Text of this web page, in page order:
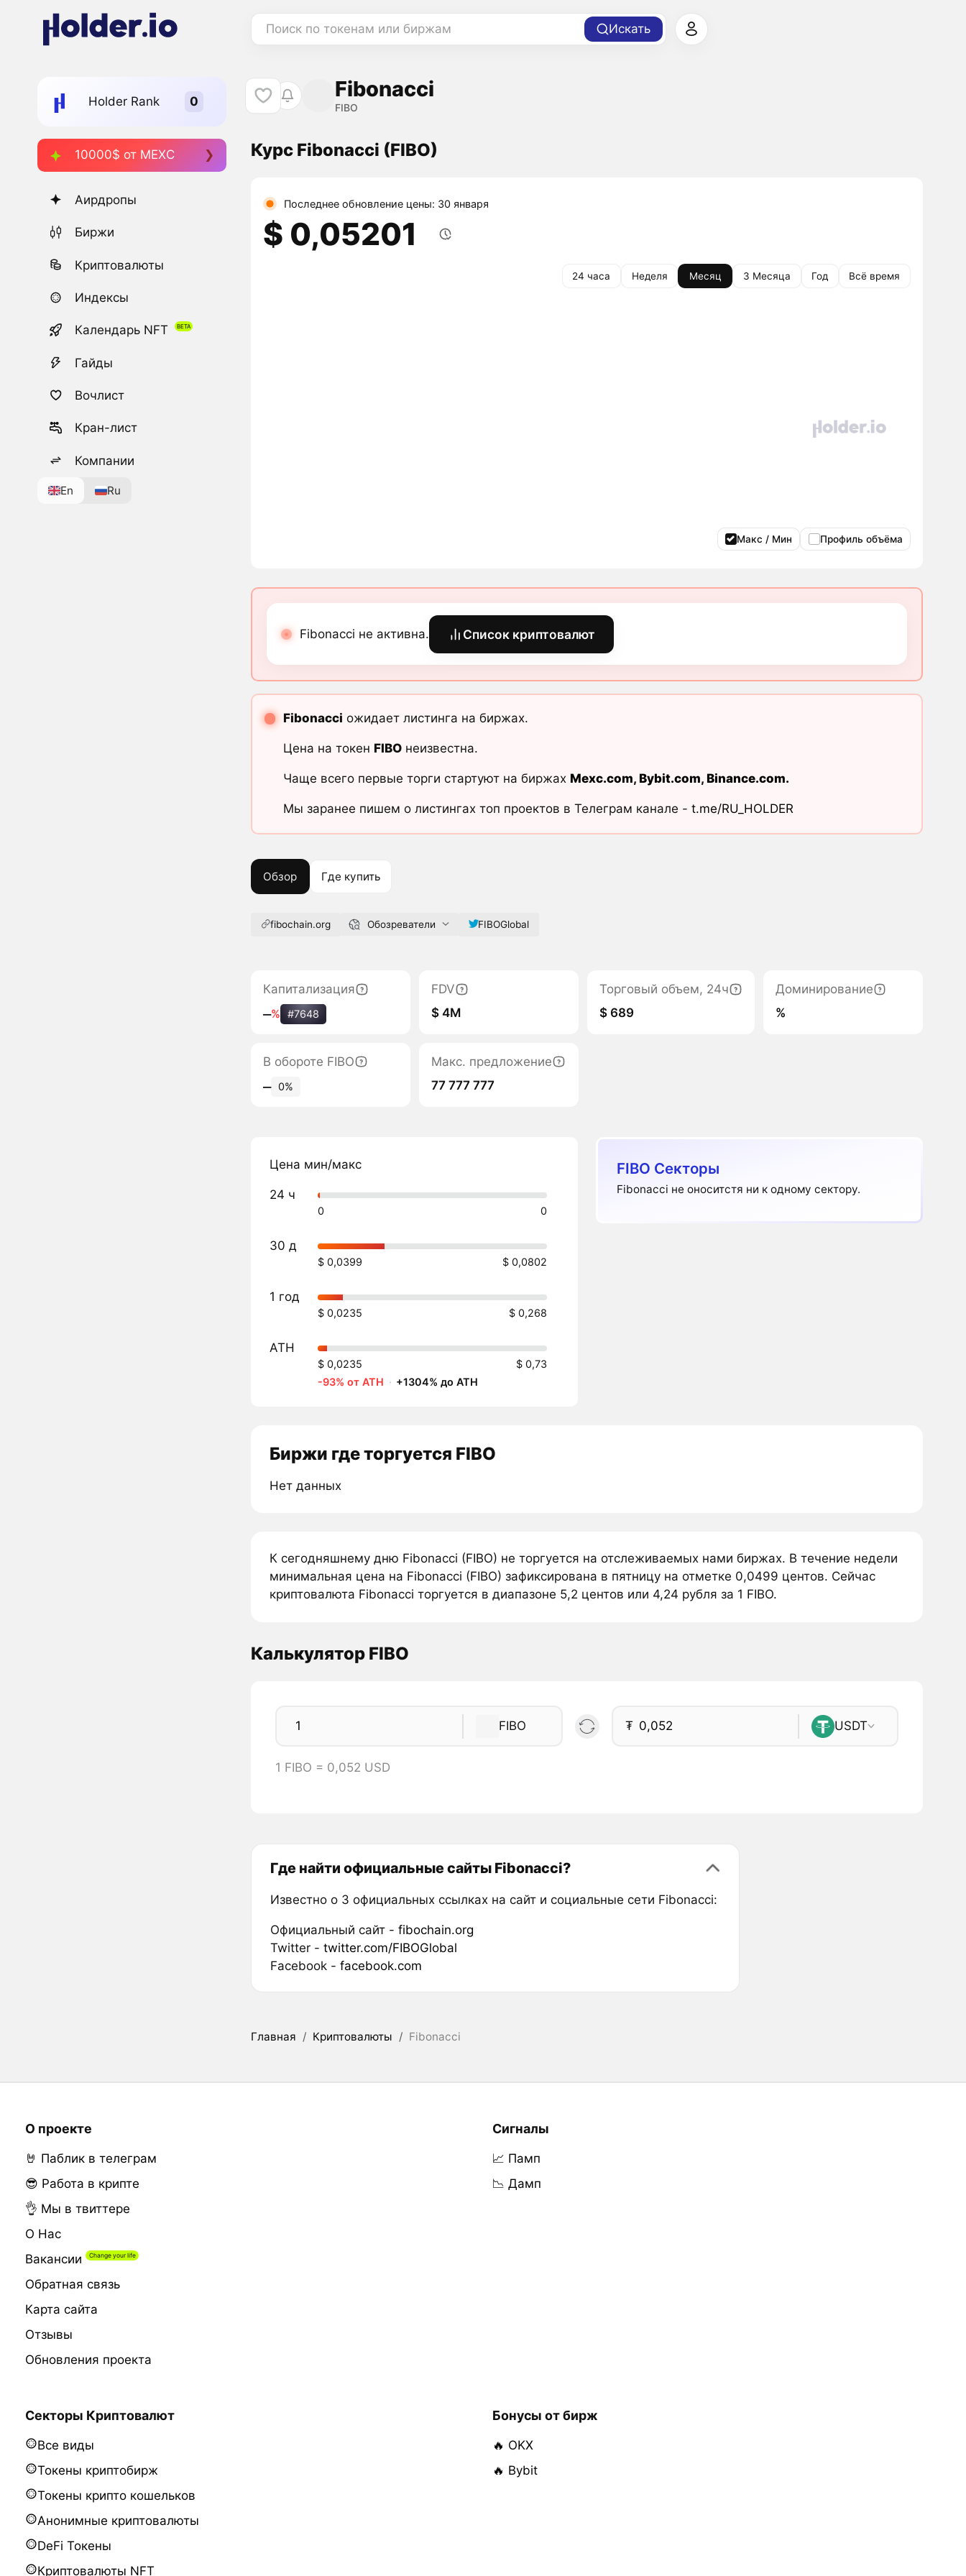
Поиск по токенам или биржам Искать
Holder Rank
10000$ от MEXC
Аирдропы
Биржи
Криптовалюты
Индексы
Календарь NFT
Гайды
Вочлист
Кран-лист
Компании
En Ru
Fibonacci
FIBO
Курс Fibonacci (FIBO)
Последнее обновление цены: 30 января
$ 0,05201
24 часа Неделя Месяц 3 Месяца Год Всё время
Макс / Мин Профиль объёма
Fibonacci не активна. Список криптовалют
Fibonacci ожидает листинга на биржах.
Цена на токен FIBOнеизвестна.
Чаще всего первые торги стартуют на биржах Mexc.com, Bybit.com, Binance.com.
Мы заранее пишем о листингах топ проектов в Телеграм канале - t.me/RU_HOLDER
Обзор Где купить
fibochain.org Обозреватели FIBOGlobal
Капитализация
‒% #7648
FDV
$ 4M
Торговый объем, 24ч
$ 689
Доминирование
%
В обороте FIBO
‒ 0%
Макс. предложение
77 777 777
Цена мин/макс
24 ч
0 0
30 д
$ 0,0399 $ 0,0802
1 год
$ 0,0235 $ 0,268
ATH
$ 0,0235
$ 0,73
-93% от ATH · +1304% до ATH
FIBO Секторы
Fibonacci не оноситстя ни к одному сектору.
Биржи где торгуется FIBO
Нет данных
К сегодняшнему дню Fibonacci (FIBO) не торгуется на отслеживаемых нами биржах. В течение недели
минимальная цена на Fibonacci (FIBO) зафиксирована в пятницу на отметке 0,0499 центов. Сейчас
криптовалюта Fibonacci торгуется в диапазоне 5,2 центов или 4,24 рубля за 1 FIBO.
Калькулятор FIBO
FIBO ₮ USDT
1 FIBO = 0,052 USD
Где найти официальные сайты Fibonacci?
Известно о 3 официальных ссылках на сайт и социальные сети Fibonacci:
Официальный сайт - fibochain.org
Twitter - twitter.com/FIBOGlobal
Facebook - facebook.com
Главная / Криптовалюты / Fibonacci
О проекте
🤘 Паблик в телеграм
😎 Работа в крипте
👌 Мы в твиттере
О Нас
Вакансии
Обратная связь
Карта сайта
Отзывы
Обновления проекта
Сигналы
📈 Памп
📉 Дамп
Секторы Криптовалют
Все виды
Токены криптобирж
Токены крипто кошельков
Анонимные криптовалюты
DeFi Токены
Криптовалюты NFT
Бонусы от бирж
🔥 OKX
🔥 Bybit